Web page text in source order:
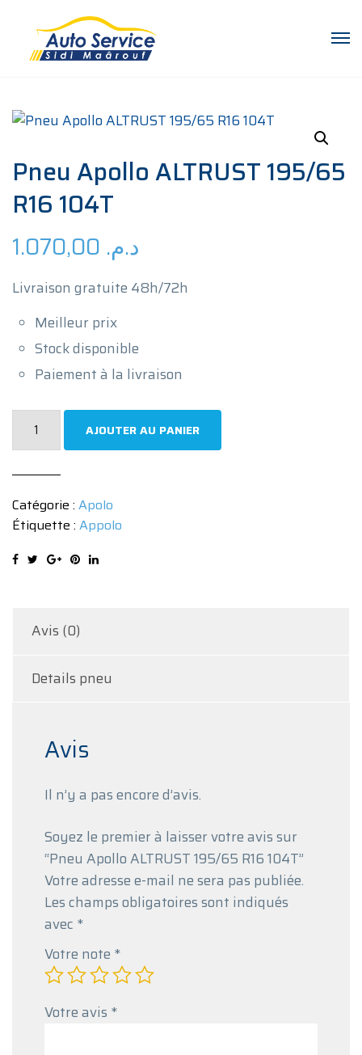
Pneu Apollo ALTRUST 195/65
R16 104T
د.م.
Livraison gratuite 48h/72h
Meilleur prix
Stock disponible
Paiement à la livraison
quantité
ALTRUST
195/65
R16
AJOUTER AU PANIER
Catégorie : Apolo
Étiquette : Appolo
Avis (0)
Details pneu
Avis
Il n’y a pas encore d’avis.
Soyez le premier à laisser votre avis sur
“Pneu Apollo ALTRUST 195/65 R16 104T”
Votre adresse e-mail ne sera pas publiée.
Les champs obligatoires sont indiqués
avec *
Votre note *
Votre avis *